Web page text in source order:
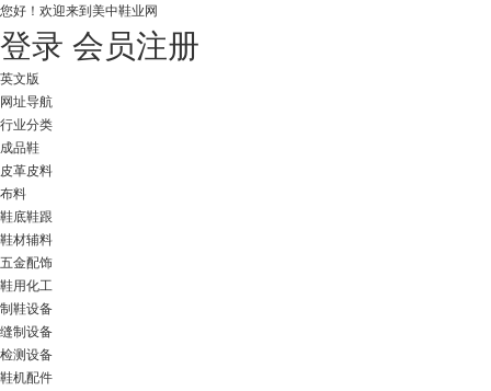
您好！ 欢迎来到美中鞋业网
登录 会员注册
英文版
网址导航
行业分类
成品鞋
皮革皮料
布料
鞋底鞋跟
鞋材辅料
五金配饰
鞋用化工
制鞋设备
缝制设备
检测设备
鞋机配件